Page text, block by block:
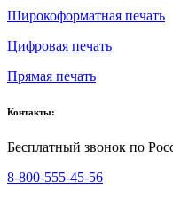
Широкоформатная печать
Цифровая печать
Прямая печать
Контакты:
Бесплатный звонок по
8-800-555-45-56